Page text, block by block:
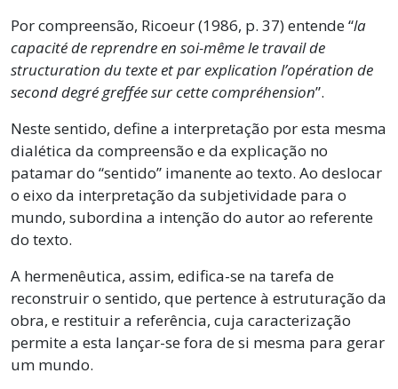
Por compreensão, Ricoeur (1986, p. 37) entende “la
capacité de reprendre en soi-même le travail de
structuration du texte et par explication l’opération de
second degré greffée sur cette compréhension”.
Neste sentido, define a interpretação por esta mesma
dialética da compreensão e da explicação no
patamar do “sentido” imanente ao texto. Ao deslocar
o eixo da interpretação da subjetividade para o
mundo, subordina a intenção do autor ao referente
do texto.
A hermenêutica, assim, edifica-se na tarefa de
reconstruir o sentido, que pertence à estruturação da
obra, e restituir a referência, cuja caracterização
permite a esta lançar-se fora de si mesma para gerar
um mundo.